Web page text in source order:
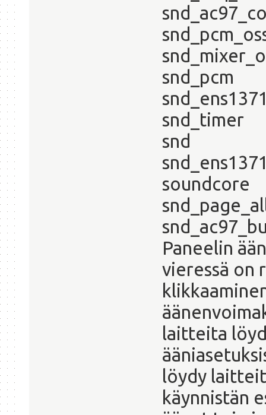
snd
Paneelin
vieressä on
laitteita
löydy
käynnistän